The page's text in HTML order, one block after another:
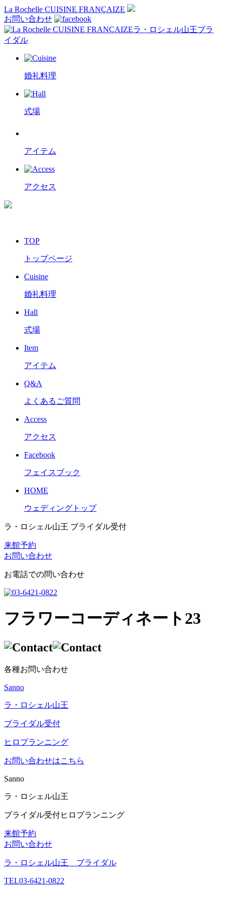
La Rochelle CUISINE FRANÇAIZE
お問い合わせ
ラ・ロシェル山王ブラ
イダル
婚礼料理
式場
アイテム
アクセス
TOP
トップページ
Cuisine
婚礼料理
Hall
式場
Item
アイテム
Q&A
よくあるご質問
Access
アクセス
Facebook
フェイスブック
HOME
ウェディングトップ
ラ・ロシェル山王 ブライダル受付
来館予約
お問い合わせ
お電話での問い合わせ
フラワーコーディネート23
各種お問い合わせ
Sanno
ラ・ロシェル山王
ブライダル受付
ヒロプランニング
お問い合わせはこちら
Sanno
ラ・ロシェル山王
ブライダル受付ヒロプランニング
来館予約
お問い合わせ
ラ・ロシェル山王 ブライダル
TEL03-6421-0822